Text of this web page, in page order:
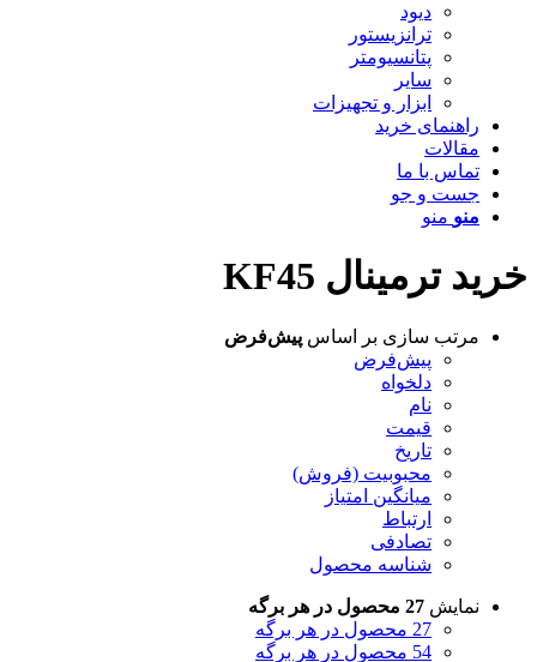
دیود
ترانزیستور
پتانسیومتر
سایر
ابزار و تجهیزات
راهنمای خرید
مقالات
تماس با ما
جست و جو
منو منو
خرید ترمینال KF45
مرتب سازی بر اساس پیش‌فرض
پیش‌فرض
دلخواه
نام
قیمت
تاریخ
محبوبیت (فروش)
میانگین امتیاز
ارتباط
تصادفی
شناسه محصول
نمایش 27 محصول در هر برگه
27 محصول در هر برگه
54 محصول در هر برگه